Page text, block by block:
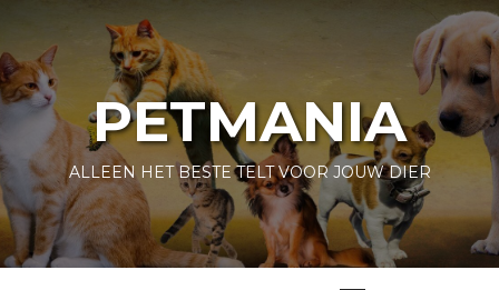
content
PETMANIA
ALLEEN HET BESTE TELT VOOR JOUW DIER